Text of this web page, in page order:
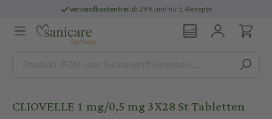
versandkostenfreiab 29 € und für E-Rezepte
CLIOVELLE 1 mg/0,5 mg 3X28 St Tabletten